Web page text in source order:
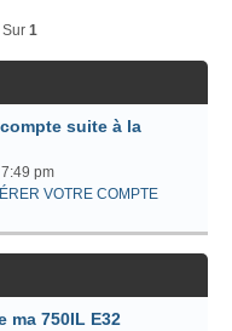
1
suite à la
pm
VOTRE COMPTE
ma 750IL E32